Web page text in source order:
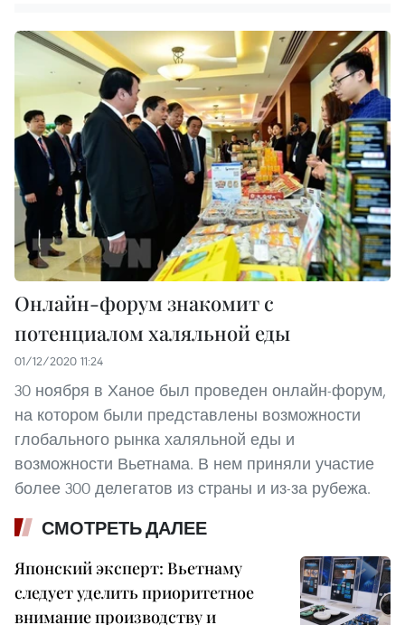
Онлайн-форум знакомит с
потенциалом халяльной еды
01/12/2020 11:24
30 ноября в Ханое был проведен онлайн-форум,
на котором были представлены возможности
глобального рынка халяльной еды и
возможности Вьетнама. В нем приняли участие
более 300 делегатов из страны и из-за рубежа.
СМОТРЕТЬ ДАЛЕЕ
Японский эксперт: Вьетнаму
следует уделить приоритетное
внимание производству и